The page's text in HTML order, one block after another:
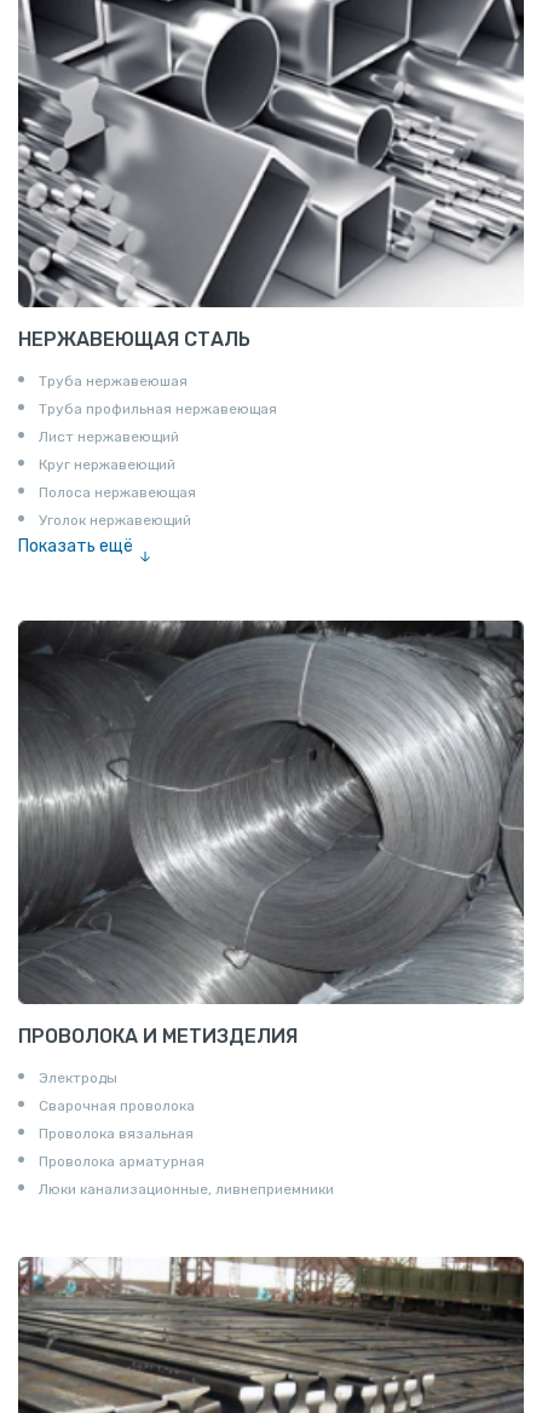
НЕРЖАВЕЮЩАЯ СТАЛЬ
Труба нержавеюшая
Труба профильная нержавеющая
Лист нержавеющий
Круг нержавеющий
Полоса нержавеющая
Уголок нержавеющий
Показать ещё
ПРОВОЛОКА И МЕТИЗДЕЛИЯ
Электроды
Сварочная проволока
Проволока вязальная
Проволока арматурная
Люки канализационные, ливнеприемники